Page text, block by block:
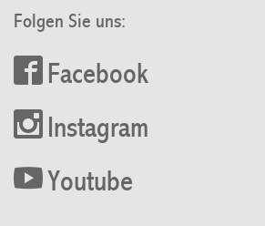
Folgen Sie uns:
Facebook
Instagram
Youtube